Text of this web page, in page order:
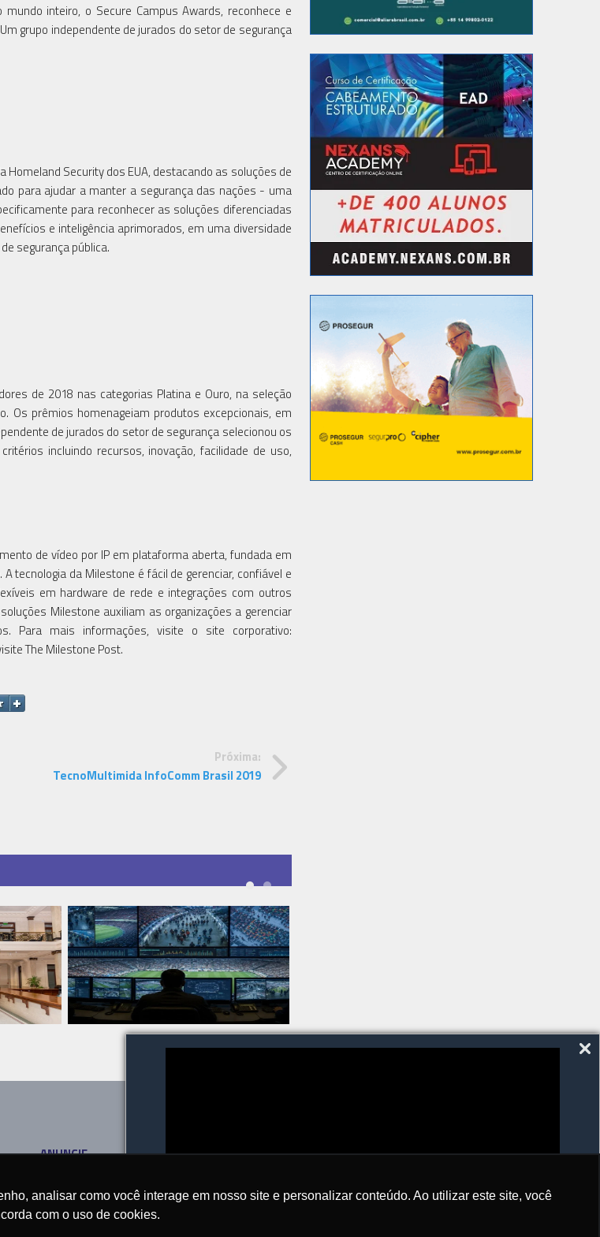
analisar como você interage em nosso site e personalizar conteúdo. Ao utilizar este site, você
com o uso de cookies.
inteiro, o Secure Campus Awards, reconhece e
grupo independente de jurados do setor de segurança
Security dos EUA, destacando as soluções de
para ajudar a manter a segurança das nações - uma
para reconhecer as soluções diferenciadas
e inteligência aprimorados, em uma diversidade
segurança pública.
de 2018 nas categorias Platina e Ouro, na seleção
Os prêmios homenageiam produtos excepcionais, em
de jurados do setor de segurança selecionou os
incluindo recursos, inovação, facilidade de uso,
de vídeo por IP em plataforma aberta, fundada em
tecnologia da Milestone é fácil de gerenciar, confiável e
em hardware de rede e integrações com outros
Milestone auxiliam as organizações a gerenciar
Para mais informações, visite o site corporativo:
The Milestone Post.
Próxima:
TecnoMultimida InfoComm Brasil 2019
ANUNCIE
CONTATO
SIGA-NOS